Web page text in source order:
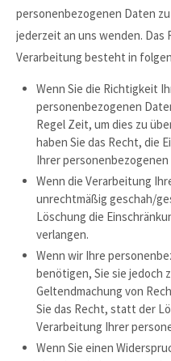
personenbezogenen Daten
jederzeit an uns wenden. Das
Verarbeitung besteht in
Wenn Sie die Richtigkeit
personenbezogenen
Regel Zeit, um dies zu
haben Sie das Recht, die
Ihrer
Wenn die Verarbeitung
unrechtmäßig geschah/
Löschung die
verlangen.
Wenn wir Ihre
benötigen, Sie sie jedoch
Geltendmachung von
Sie das Recht, statt der
Verarbeitung Ihrer
Wenn Sie einen